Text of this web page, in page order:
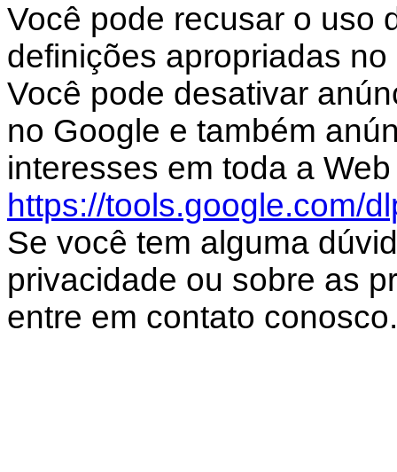
Você pode recusar o uso
definições apropriadas
Você pode desativar
no Google e também
interesses em toda a
https://tools.google.com/
Se você tem alguma
privacidade ou sobre as
entre em contato conosco.